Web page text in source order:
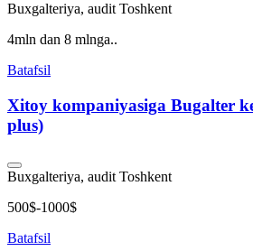
Buxgalteriya, audit Toshkent
4mln dan 8 mlnga..
Batafsil
Xitoy kompaniyasiga Bugalter
plus)
Buxgalteriya, audit Toshkent
500$-1000$
Batafsil